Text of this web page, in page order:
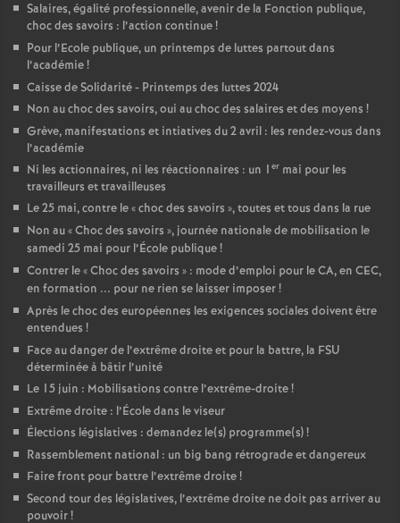
Salaires, égalité professionnelle, avenir de la Fonction publique,
choc des savoirs : l’action continue!
Pour l’Ecole publique, un printemps de luttes partout dans
l’académie!
Caisse de Solidarité - Printemps des luttes 2024
Non au choc des savoirs, oui au choc des salaires et des moyens !
Grève, manifestations et intiatives du 2 avril : les rendez-vous dans
l’académie
Ni les actionnaires, ni les réactionnaires : un 1 er mai pour les
travailleurs et travailleuses
Le 25 mai, contre le «choc des savoirs », toutes et tous dans la rue
Non au «Choc des savoirs », journée nationale de mobilisation le
samedi 25 mai pour l’École publique!
Contrer le «Choc des savoirs » : mode d’emploi pour le CA, en CEC,
en formation ... pour ne rien se laisser imposer!
Après le choc des européennes les exigences sociales doivent être
entendues !
Face au danger de l’extrême droite et pour la battre, la FSU
déterminée à bâtir l’unité
Le 15 juin : Mobilisations contre l’extrême-droite!
Extrême droite : l’École dans le viseur
Élections législatives : demandez le(s) programme(s)!
Rassemblement national : un big bang rétrograde et dangereux
Faire front pour battre l’extrême droite!
Second tour des législatives, l’extrême droite ne doit pas arriver au
pouvoir!